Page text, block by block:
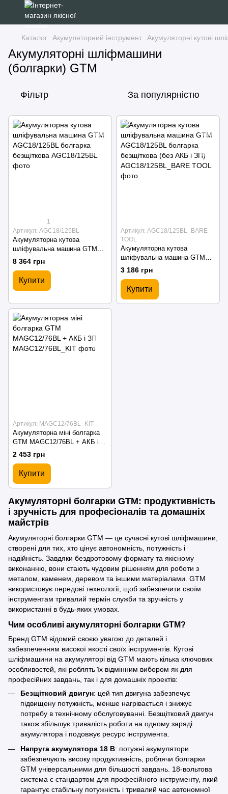
Каталог Акумуляторний інструмент Акумуляторні кутові
Акумуляторні шліфмашини
(болгарки) GTM
Фільтр За популярністю
1
Артикул: AGC18/125BL
Акумуляторна кутова
шліфувальна машина GTM
AGC18/125BL болгарка
безщіткова
8 364 грн
Купити
Артикул: AGC18/125BL_BARE
TOOL
Акумуляторна кутова
шліфувальна машина GTM
AGC18/125BL болгарка
безщіткова (без АКБ і ЗП)
3 186 грн
Купити
Артикул: MAGC12/76BL_KIT
Акумуляторна міні болгарка
GTM MAGC12/76BL + АКБ і
ЗП
2 453 грн
Купити
Акумуляторні болгарки GTM: продуктивність
і зручність для професіоналів та домашніх
майстрів
Акумуляторні болгарки GTM — це сучасні кутові шліфмашини,
створені для тих, хто цінує автономність, потужність і
надійність. Завдяки бездротовому формату та якісному
виконанню, вони стають чудовим рішенням для роботи з
металом, каменем, деревом та іншими матеріалами. GTM
використовує передові технології, щоб забезпечити своїм
інструментам тривалий термін служби та зручність у
використанні в будь-яких умовах.
Чим особливі акумуляторні болгарки GTM?
Бренд GTM відомий своєю увагою до деталей і
забезпеченням високої якості своїх інструментів. Кутові
шліфмашини на акумуляторі від GTM мають кілька ключових
особливостей, які роблять їх відмінним вибором як для
професійних завдань, так і для домашніх проектів:
Безщітковий двигун: цей тип двигуна забезпечує
підвищену потужність, менше нагрівається і знижує
потребу в технічному обслуговуванні. Безщітковий двигун
також збільшує тривалість роботи на одному заряді
акумулятора і подовжує ресурс інструмента.
Напруга акумулятора 18 В: потужні акумулятори
забезпечують високу продуктивність, роблячи болгарки
GTM універсальними для більшості завдань. 18-вольтова
система є стандартом для професійного інструменту, який
гарантує стабільну потужність і тривалий час автономної